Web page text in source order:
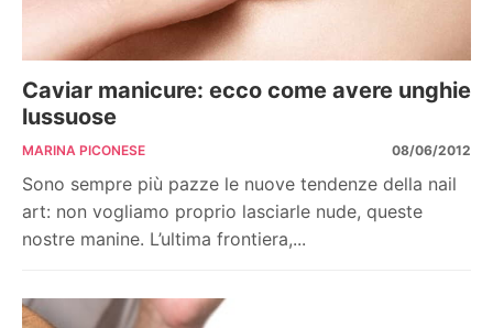
Caviar manicure: ecco come avere unghie
lussuose
MARINA PICONESE 08/06/2012
Sono sempre più pazze le nuove tendenze della nail
art: non vogliamo proprio lasciarle nude, queste
nostre manine. L’ultima frontiera,...